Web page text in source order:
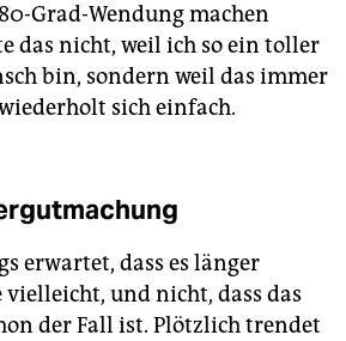
Grad-Wendung machen
das nicht, weil ich so ein toller
bin, sondern weil das immer
sich einfach.
erwartet, dass es länger
und nicht, dass das
der Fall ist. Plötzlich trendet